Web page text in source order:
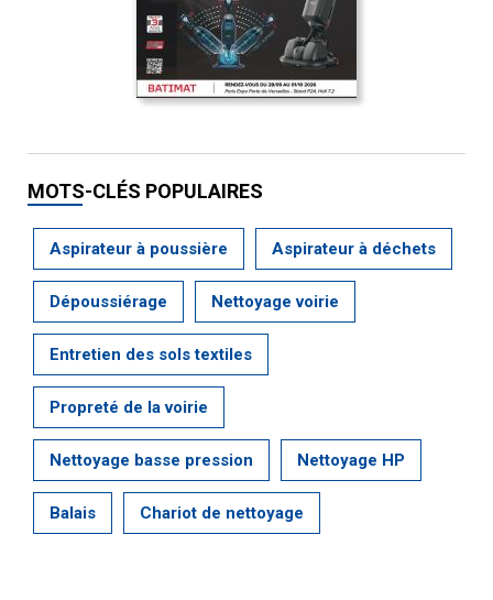
MOTS-CLÉS POPULAIRES
Aspirateur à poussière Aspirateur à déchets
Dépoussiérage Nettoyage voirie
Entretien des sols textiles
Propreté de la voirie
Nettoyage basse pression Nettoyage HP
Balais Chariot de nettoyage